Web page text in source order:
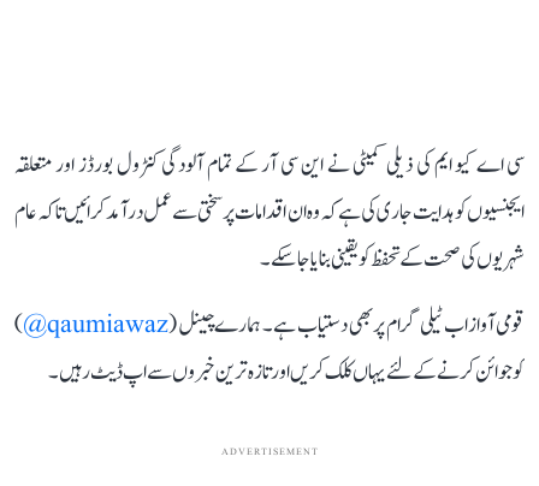
سی اے کیو ایم کی ذیلی کمیٹی نے این سی آر کے تمام آلودگی کنٹرول بورڈز اور متعلقہ
ایجنسیوں کو ہدایت جاری کی ہے کہ وہ ان اقدامات پر سختی سے عمل درآمد کرائیں تاکہ عام
شہریوں کی صحت کے تحفظ کو یقینی بنایا جا سکے۔
قومی آواز اب ٹیلی گرام پر بھی دستیاب ہے۔ ہمارے چینل (qaumiawaz@
)
کو جوائن کرنے کے لئے یہاں کلک کریں اور تازہ ترین خبروں سے اپ ڈیٹ رہیں۔
ADVERTISEMENT